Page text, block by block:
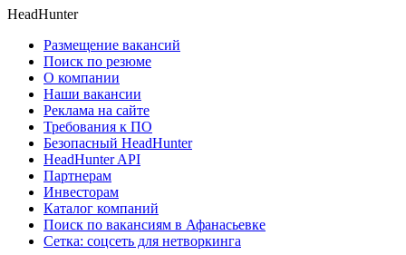
HeadHunter
Размещение вакансий
Поиск по резюме
О компании
Наши вакансии
Реклама на сайте
Требования к ПО
Безопасный HeadHunter
HeadHunter API
Партнерам
Инвесторам
Каталог компаний
Поиск по вакансиям в Афанасьевке
Сетка: соцсеть для нетворкинга